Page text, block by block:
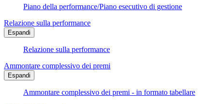
Piano della performance/Piano esecutivo di gestione
Relazione sulla performance
Espandi
Relazione sulla performance
Ammontare complessivo dei premi
Espandi
Ammontare complessivo dei premi - in formato tabellare